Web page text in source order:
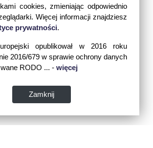
cookies, zmieniając odpowiednio
Więcej informacji znajdziesz
prywatności.
opublikował w 2016 roku
2016/679 w sprawie ochrony danych
RODO ... - więcej
Zamknij